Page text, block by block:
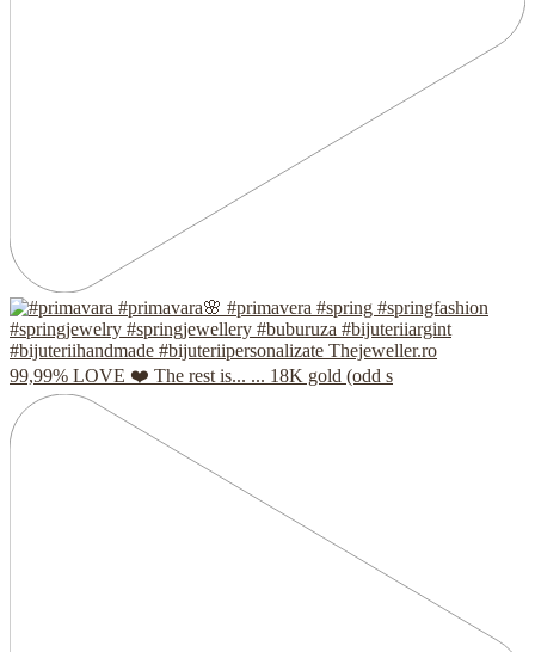
99,99% LOVE ❤️ The rest is... ... 18K gold (odd s